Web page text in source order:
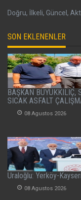
Doğru, İlkeli, Güncel,
SON EKLENENLER
BAŞKAN BÜYÜKKILIÇ,
SICAK ASFALT
08 Agustos 2026
Uraloğlu: Yerköy-
08 Agustos 2026